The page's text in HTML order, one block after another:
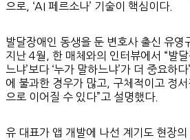
으로, ‘AI 페르소나’ 기술이 핵심이다.
발달장애인 동생을 둔 변호사 출신 유영
지난 4월, 한 매체와의 인터뷰에서 “발
느냐’보다 ‘누가 말하느냐’가 더 중요하
에 불과한 경우가 많고, 구체적이고 정
으로 이어질 수 있다”고 설명했다.
유 대표가 앱 개발에 나선 계기도 현장